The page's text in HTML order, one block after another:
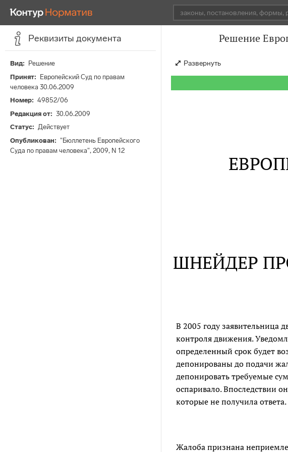
Реквизиты документа
Вид
Решение
Принят
Европейский Суд по правам
человека 30.06.2009
Номер
49852/06
Редакция от
30.06.2009
Статус
Действует
Опубликован
"Бюллетень Европейского
Суда по правам человека", 2009, N 12
Решение
Развернуть
ШНЕЙДЕР
В 2005 году заявительница
контроля движения.
определенный срок будет
депонированы до подачи
депонировать требуемые
оспаривало. Впоследствии
которые не получила ответа.
Жалоба признана